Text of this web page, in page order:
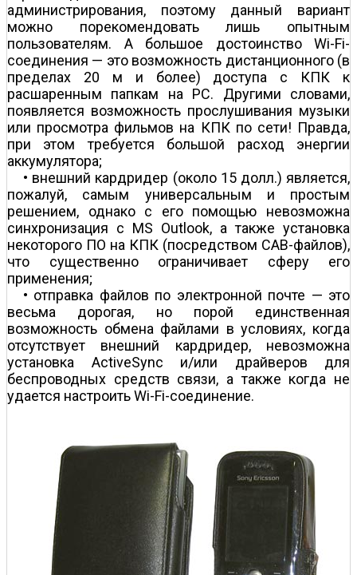
администрирования, поэтому данный вариант
можно порекомендовать лишь опытным
пользователям. А большое достоинство Wi-Fi-
соединения — это возможность дистанционного (в
пределах 20 м и более) доступа с КПК к
расшаренным папкам на PC. Другими словами,
появляется возможность прослушивания музыки
или просмотра фильмов на КПК по сети! Правда,
при этом требуется большой расход энергии
аккумулятора;
• внешний кардридер (около 15 долл.) является,
пожалуй, самым универсальным и простым
решением, однако с его помощью невозможна
синхронизация с MS Outlook, а также установка
некоторого ПО на КПК (посредством CAB-файлов),
что существенно ограничивает сферу его
применения;
• отправка файлов по электронной почте — это
весьма дорогая, но порой единственная
возможность обмена файлами в условиях, когда
отсутствует внешний кардридер, невозможна
установка ActiveSync и/или драйверов для
беспроводных средств связи, а также когда не
удается настроить Wi-Fi-соединение.